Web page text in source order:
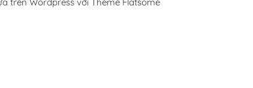
trên Wordpress với Theme Flatsome